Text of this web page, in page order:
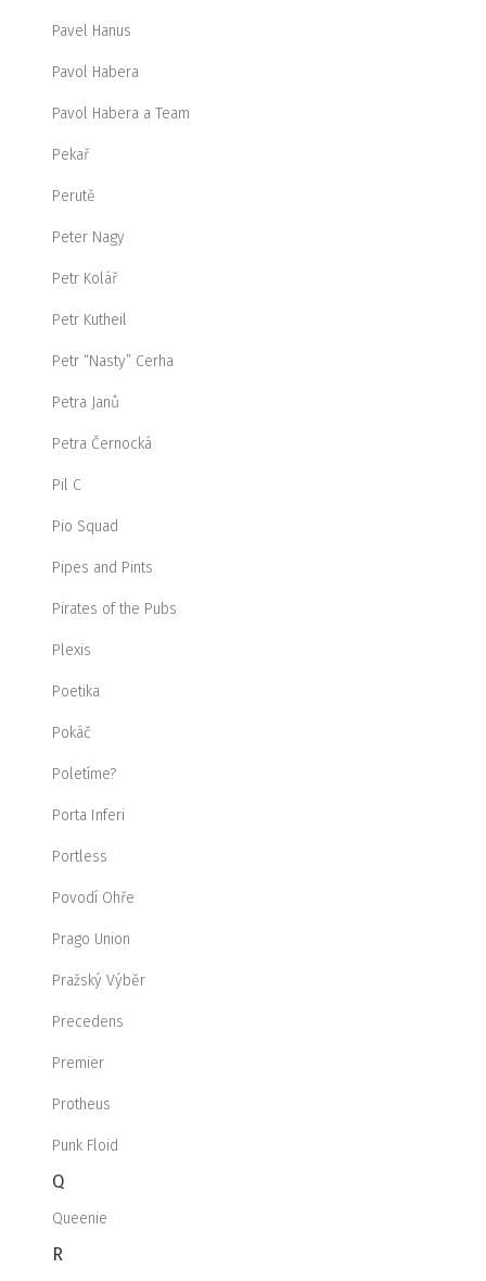
Pavel Hanus
Pavol Habera
Pavol Habera a Team
Pekař
Perutě
Peter Nagy
Petr Kolář
Petr Kutheil
Petr “Nasty” Cerha
Petra Janů
Petra Černocká
Pil C
Pio Squad
Pipes and Pints
Pirates of the Pubs
Plexis
Poetika
Pokáč
Poletíme?
Porta Inferi
Portless
Povodí Ohře
Prago Union
Pražský Výběr
Precedens
Premier
Protheus
Punk Floid
Q
Queenie
R